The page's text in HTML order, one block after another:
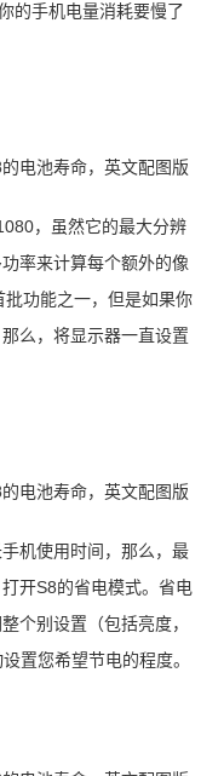
的手机电量消耗要慢了
，虽然它的最大分辨
率来计算每个额外的像
功能之一，但是如果你
么，将显示器一直设置
机使用时间，那么，最
开S8的省电模式。省电
个别设置（包括亮度，
置您希望节电的程度。